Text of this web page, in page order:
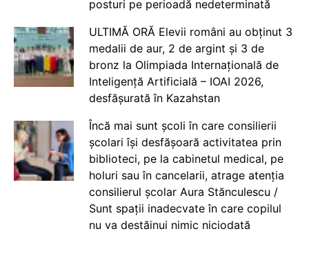
posturi pe perioadă nedeterminată
ULTIMĂ ORĂ Elevii români au obținut 3
medalii de aur, 2 de argint și 3 de
bronz la Olimpiada Internațională de
Inteligență Artificială – IOAI 2026,
desfășurată în Kazahstan
Încă mai sunt școli în care consilierii
școlari își desfășoară activitatea prin
biblioteci, pe la cabinetul medical, pe
holuri sau în cancelarii, atrage atenția
consilierul școlar Aura Stănculescu /
Sunt spații inadecvate în care copilul
nu va destăinui nimic niciodată